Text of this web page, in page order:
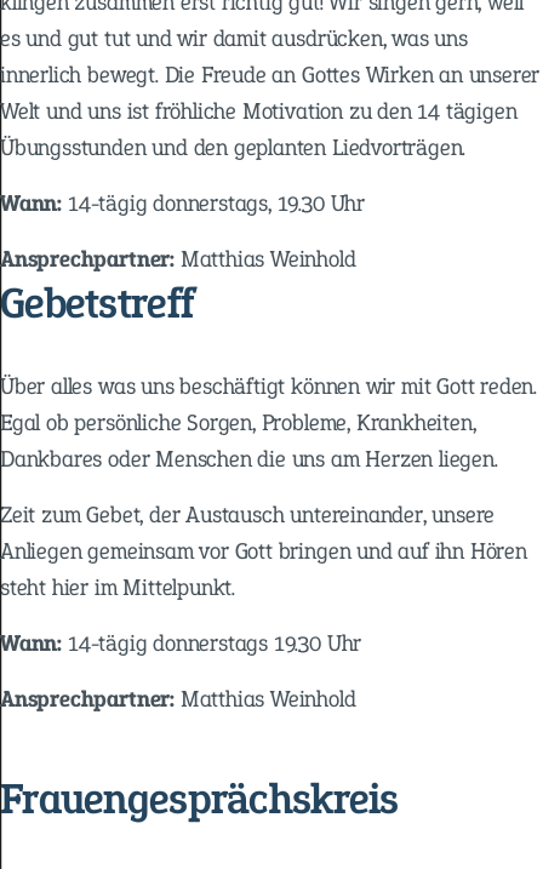
es und gut tut und wir damit ausdrücken, was uns
innerlich bewegt. Die Freude an Gottes Wirken an unserer
Welt und uns ist fröhliche Motivation zu den 14 tägigen
Übungsstunden und den geplanten Liedvorträgen.
Wann: 14-tägig donnerstags, 19.30 Uhr
Ansprechpartner: Matthias Weinhold
Gebetstreff
Über alles was uns beschäftigt können wir mit Gott reden.
Egal ob persönliche Sorgen, Probleme, Krankheiten,
Dankbares oder Menschen die uns am Herzen liegen.
Zeit zum Gebet, der Austausch untereinander, unsere
Anliegen gemeinsam vor Gott bringen und auf ihn Hören
steht hier im Mittelpunkt.
Wann: 14-tägig donnerstags 19.30 Uhr
Ansprechpartner:Matthias Weinhold
Frauengesprächskreis